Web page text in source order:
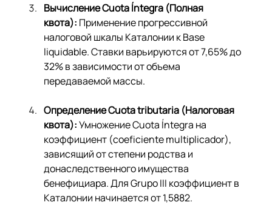
Вычисление Cuota Íntegra (Полная
квота): Применение прогрессивной
налоговой шкалы Каталонии к Base
liquidable. Ставки варьируются от 7,65% до
32% в зависимости от объема
передаваемой массы.
Определение Cuota tributaria (Налоговая
квота): Умножение Cuota Íntegra на
коэффициент (coeficiente multiplicador),
зависящий от степени родства и
донаследственного имущества
бенефициара. Для Grupo III коэффициент в
Каталонии начинается от 1,5882.